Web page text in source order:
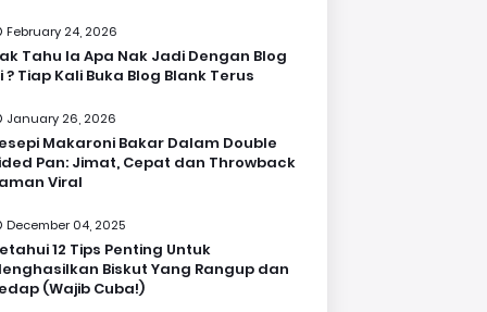
February 24, 2026
Tahu la Apa Nak Jadi Dengan Blog
? Tiap Kali Buka Blog Blank Terus
January 26, 2026
Makaroni Bakar Dalam Double
Pan: Jimat, Cepat dan Throwback
Viral
December 04, 2025
12 Tips Penting Untuk
Biskut Yang Rangup dan
(Wajib Cuba!)